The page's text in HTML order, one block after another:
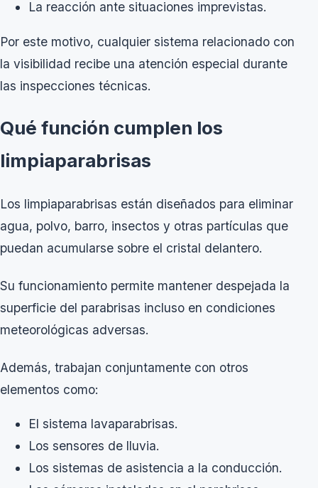
La reacción ante situaciones imprevistas.
Por este motivo, cualquier sistema relacionado con
la visibilidad recibe una atención especial durante
las inspecciones técnicas.
Qué función cumplen los
limpiaparabrisas
Los limpiaparabrisas están diseñados para eliminar
agua, polvo, barro, insectos y otras partículas que
puedan acumularse sobre el cristal delantero.
Su funcionamiento permite mantener despejada la
superficie del parabrisas incluso en condiciones
meteorológicas adversas.
Además, trabajan conjuntamente con otros
elementos como:
El sistema lavaparabrisas.
Los sensores de lluvia.
Los sistemas de asistencia a la conducción.